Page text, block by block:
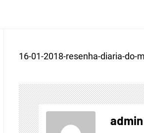
16-01-2018-resenha-diaria-do-
admin